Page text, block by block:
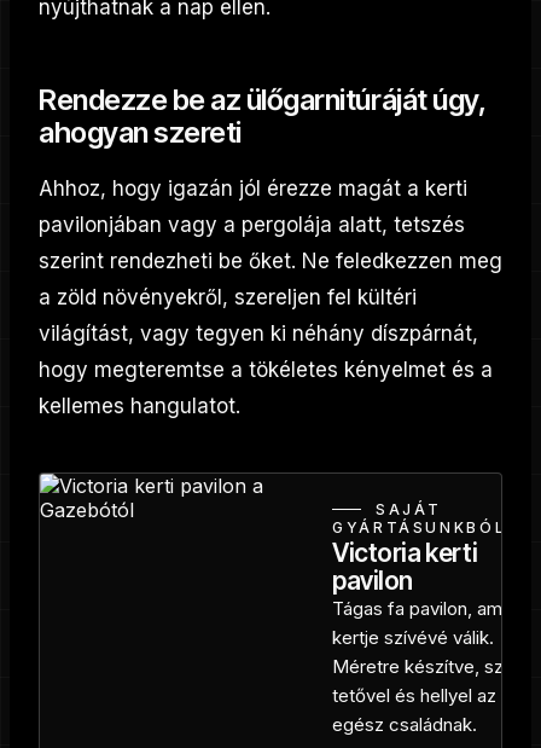
nyújthatnak a nap ellen.
Rendezze be az ülőgarnitúráját úgy,
ahogyan szereti
Ahhoz, hogy igazán jól érezze magát a kerti
pavilonjában vagy a pergolája alatt, tetszés
szerint rendezheti be őket. Ne feledkezzen meg
a zöld növényekről, szereljen fel kültéri
világítást, vagy tegyen ki néhány díszpárnát,
hogy megteremtse a tökéletes kényelmet és a
kellemes hangulatot.
SAJÁT
GYÁRTÁSUNKBÓL
Victoria kerti
pavilon
Tágas fa pavilon, amely a
kertje szívévé válik.
Méretre készítve, szilárd
tetővel és hellyel az
egész családnak.